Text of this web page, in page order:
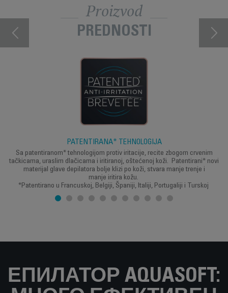
Proizvod
PREDNOSTI
PATENTIRANA* TEHNOLOGIJA
Sa patentiranom* tehnologijom protiv iritacije, recite zbogom crvenim
tačkicama, uraslim dlačicama i iritiranoj, oštećenoj koži. Patentirani* novi
materijal glave depilatora bolje klizi po koži, stvara manje trenje i
manje iritira kožu.
*Patentirano u Francuskoj, Belgiji, Španiji, Italiji, Portugaliji i Turskoj
ЕПИЛАТОР AQUASOFT: